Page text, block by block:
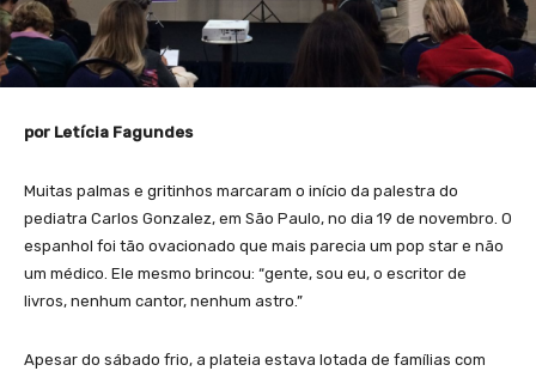
por Letícia Fagundes
Muitas palmas e gritinhos marcaram o início da palestra do
pediatra Carlos Gonzalez, em São Paulo, no dia 19 de novembro. O
espanhol foi tão ovacionado que mais parecia um pop star e não
um médico. Ele mesmo brincou: “gente, sou eu, o escritor de
livros, nenhum cantor, nenhum astro.”
Apesar do sábado frio, a plateia estava lotada de famílias com